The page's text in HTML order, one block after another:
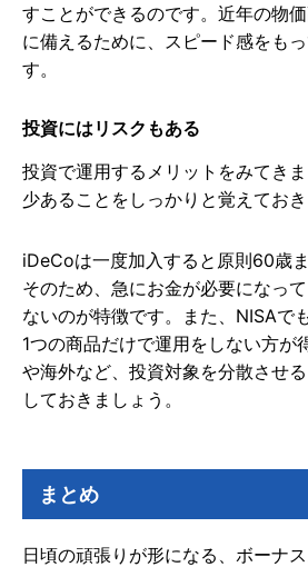
すことができるのです。近年の物
に備えるために、スピード感をも
す。
投資にはリスクもある
投資で運用するメリットをみてき
少あることをしっかりと覚えておき
iDeCoは一度加入すると原則60歳
そのため、急にお金が必要になっ
ないのが特徴です。また、NISAで
1つの商品だけで運用をしない方が
や海外など、投資対象を分散させ
しておきましょう。
まとめ
日頃の頑張りが形になる、ボーナ